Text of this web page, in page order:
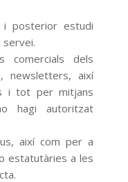
i posterior estudi
comercials dels
newsletters, així
i tot per mitjans
hagi autoritzat
així com per a
estatutàries a les